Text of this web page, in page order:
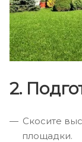
2.
Скосите
площадки.